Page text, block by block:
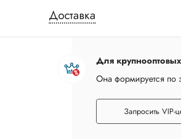
Доставка
Для
Она формируется по
Запросить VIP-